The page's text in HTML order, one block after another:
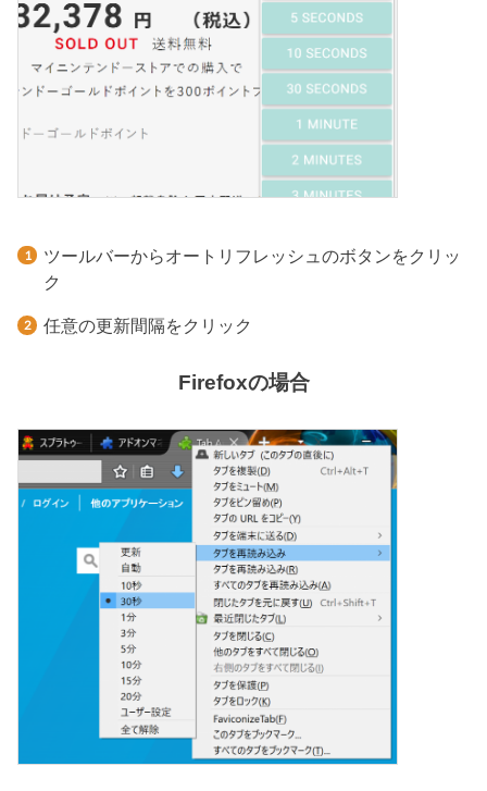
ツールバーからオートリフレッシュのボタンをクリッ
ク
任意の更新間隔をクリック
Firefoxの場合